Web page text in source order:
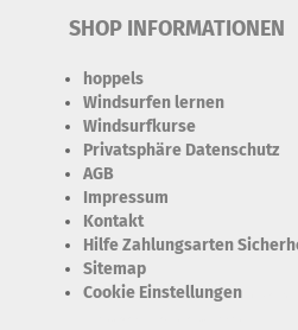
SHOP INFORMATIONEN
hoppels
Windsurfen lernen
Windsurfkurse
Privatsphäre Datenschutz
AGB
Impressum
Kontakt
Hilfe Zahlungsarten
Sitemap
Cookie Einstellungen